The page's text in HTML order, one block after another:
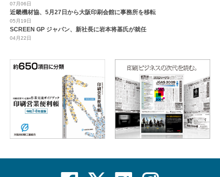
07月06日
近畿機材協、5月27日から大阪印刷会館に事務所を移転
05月19日
SCREEN GP ジャパン、新社長に岩本将基氏が就任
04月22日